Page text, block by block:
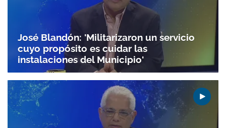
José Blandón: 'Militarizaron un servicio
cuyo propósito es cuidar las
instalaciones del Municipio'